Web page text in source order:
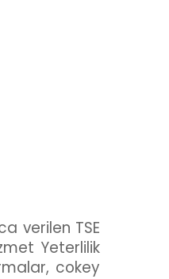
verilen TSE
Yeterlilik
cokey